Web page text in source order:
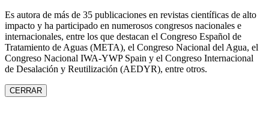
Es autora de más de 35 publicaciones en revistas científicas de alto
impacto y ha participado en numerosos congresos nacionales e
internacionales, entre los que destacan el Congreso Español de
Tratamiento de Aguas (META), el Congreso Nacional del Agua, el
Congreso Nacional IWA‑YWP Spain y el Congreso Internacional
de Desalación y Reutilización (AEDYR), entre otros.
CERRAR